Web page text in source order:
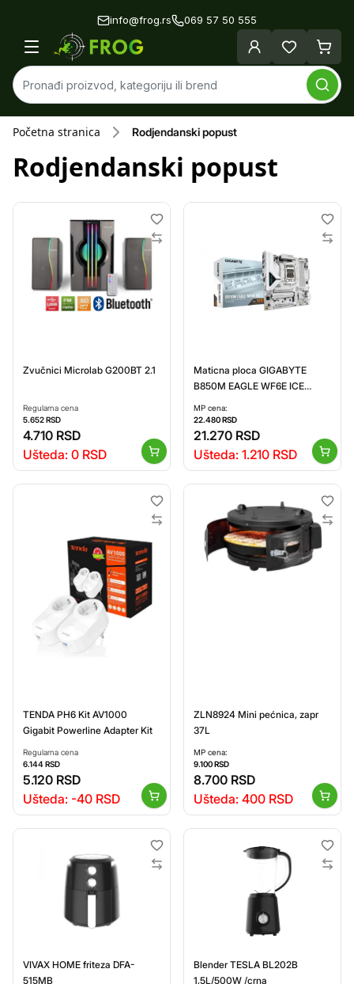
info@frog.rs 069 57 50 555
Početna stranica Rodjendanski popust
Rodjendanski popust
Zvučnici Microlab G200BT 2.1
Regularna cena
5.652RSD
4.710 RSD
Ušteda: 0 RSD
Maticna ploca GIGABYTE
B850M EAGLE WF6E ICE
1.0/AM5
MP cena:
22.480RSD
21.270 RSD
Ušteda: 1.210 RSD
TENDA PH6 Kit AV1000
Gigabit Powerline Adapter Kit
Regularna cena
6.144 RSD
5.120 RSD
Ušteda: -40 RSD
ZLN8924 Mini pećnica, zapr
37L
MP cena:
9.100RSD
8.700 RSD
Ušteda: 400 RSD
VIVAX HOME friteza DFA-
515MB
Blender TESLA BL202B
1,5L/500W /crna